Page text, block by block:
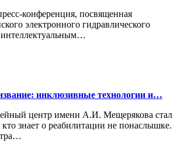
конференция, посвященная
электронного гидравлического
интеллектуальным…
инклюзивные технологии и…
центр имени А.И. Мещерякова стал
кто знает о реабилитации не понаслышке.